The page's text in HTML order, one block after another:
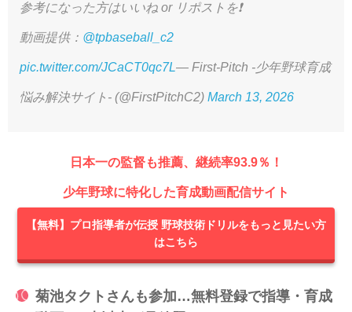
参考になった方はいいね or リポストを❗️
動画提供： @tpbaseball_c2
pic.twitter.com/JCaCT0qc7L— First-Pitch -少年野球育成
悩み解決サイト- (@FirstPitchC2) March 13, 2026
日本一の監督も推薦、継続率93.9％！
少年野球に特化した育成動画配信サイト
【無料】プロ指導者が伝授 野球技術ドリルをもっと見たい方
はこちら
菊池タクトさんも参加…無料登録で指導・育成